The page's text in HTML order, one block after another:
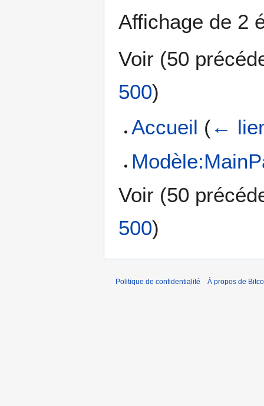
Affichage de 2
Voir (50
500)
Accueil (←
Voir (50
500)
Politique de confidentialité À propos de